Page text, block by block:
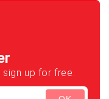
up for free.